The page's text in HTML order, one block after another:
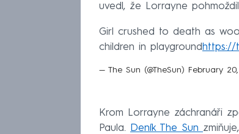
uvedl, že Lorrayne
Girl crushed to death as
children in playground https://
— The Sun (@TheSun) February
Krom Lorrayne záchranáři
Paula. Deník The Sun